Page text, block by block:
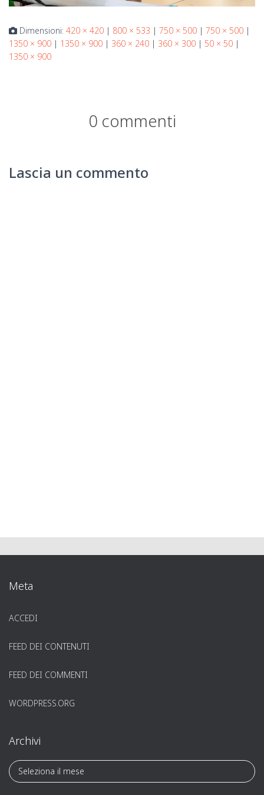
Dimensioni: 420 × 420 | 800 × 533 | 750 × 500 | 750 × 500 |
1350 × 900 | 1350 × 900 | 360 × 240 | 360 × 300 | 50 × 50 |
1350 × 900
0 commenti
Lascia un commento
Meta
ACCEDI
FEED DEI CONTENUTI
FEED DEI COMMENTI
WORDPRESS.ORG
Archivi
A
r